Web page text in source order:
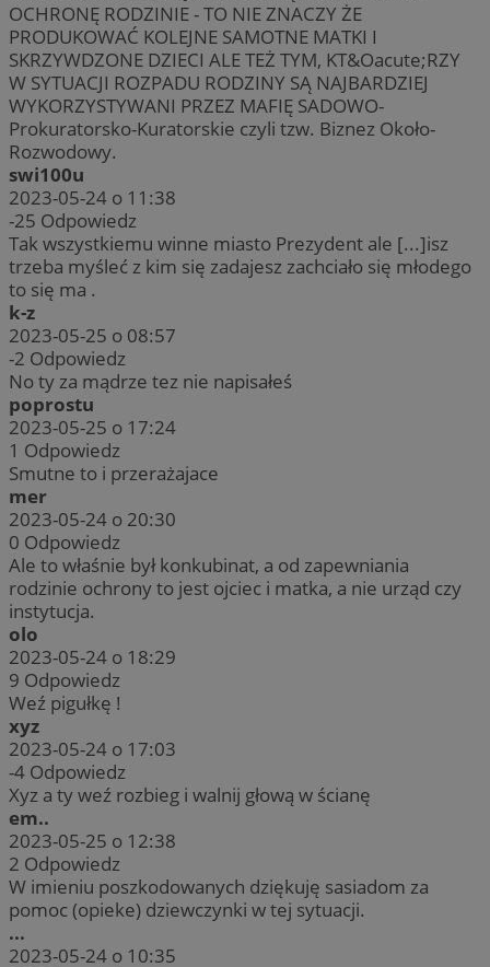
OCHRONĘ RODZINIE - TO NIE ZNACZY ŻE
PRODUKOWAĆ KOLEJNE SAMOTNE MATKI I
SKRZYWDZONE DZIECI ALE TEŻ TYM, KT&Oacute;RZY
W SYTUACJI ROZPADU RODZINY SĄ NAJBARDZIEJ
WYKORZYSTYWANI PRZEZ MAFIĘ SADOWO-
Prokuratorsko-Kuratorskie czyli tzw. Biznez Około-
Rozwodowy.
swi100u
2023-05-24 o 11:38
-25 Odpowiedz
Tak wszystkiemu winne miasto Prezydent ale [...]isz
trzeba myśleć z kim się zadajesz zachciało się młodego
to się ma .
k-z
2023-05-25 o 08:57
-2 Odpowiedz
No ty za mądrze tez nie napisałeś
poprostu
2023-05-25 o 17:24
1 Odpowiedz
Smutne to i przerażajace
mer
2023-05-24 o 20:30
0 Odpowiedz
Ale to właśnie był konkubinat, a od zapewniania
rodzinie ochrony to jest ojciec i matka, a nie urząd czy
instytucja.
olo
2023-05-24 o 18:29
9 Odpowiedz
Weź pigułkę !
xyz
2023-05-24 o 17:03
-4 Odpowiedz
Xyz a ty weź rozbieg i walnij głową w ścianę
em..
2023-05-25 o 12:38
2 Odpowiedz
W imieniu poszkodowanych dziękuję sasiadom za
pomoc (opieke) dziewczynki w tej sytuacji.
...
2023-05-24 o 10:35